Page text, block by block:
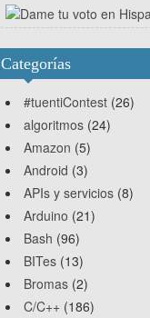
Categorías
#tuentiContest (26)
algoritmos (24)
Amazon (5)
Android (3)
APIs y servicios (8)
Arduino (21)
Bash (96)
BITes (13)
Bromas (2)
C/C++ (186)